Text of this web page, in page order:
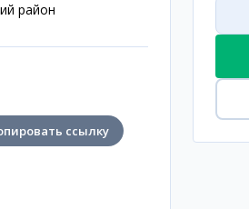
район
ссылку